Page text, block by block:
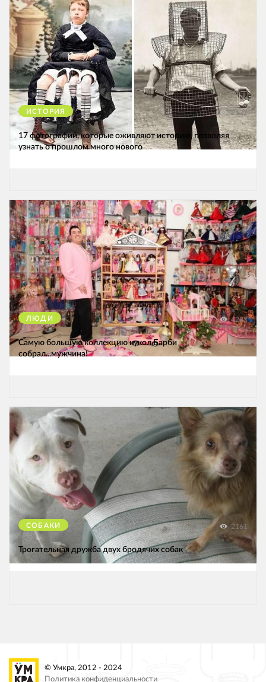
ИСТОРИЯ 2132
17 фотографий, которые оживляют историю, позволяя
узнать о прошлом много нового
ЛЮДИ 4283
Самую большую коллекцию кукол Барби
собрал...мужчина!
СОБАКИ 2161
Трогательная дружба двух бродячих собак
© Умкра, 2012 - 2024
Политика конфиденциальности